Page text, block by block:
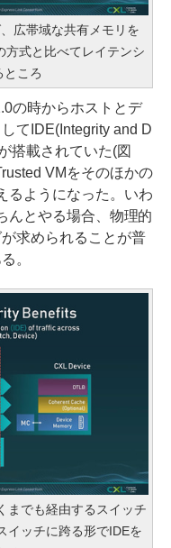
広帯域な共有メモリを
方式と比べてレイテンシ
ところ
の時からホストとデ
てIDE(Integrity and D
搭載されていた(図
VMをそのほかの
るようになった。いわ
んとやる場合、物理的
求められることが普
。
までも経由するスイッチ
イッチに跨る形でIDEを